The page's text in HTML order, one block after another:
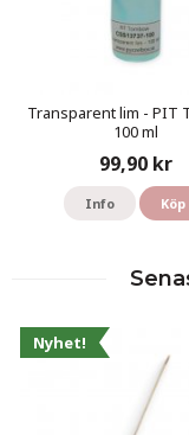
Transparent lim - PIT
100 ml
99,90 kr
Info Köp
Nyhet!